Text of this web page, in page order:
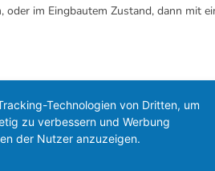
im Eingbautem Zustand, dann mit
befestigen kann, das ist am
normalerweise abdrehen
CNC Drehmaschine :big:
Technologien von Dritten, um
zu verbessern und Werbung
der Nutzer anzuzeigen.